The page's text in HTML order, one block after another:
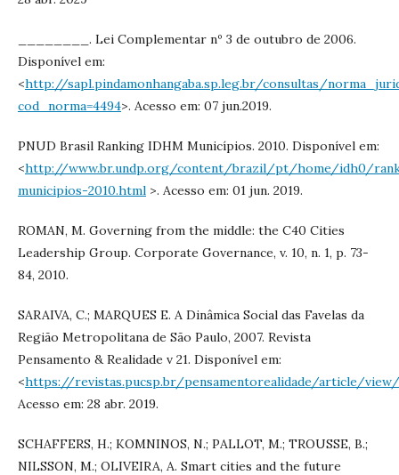
________. Lei Complementar nº 3 de outubro de 2006.
Disponível em:
<http://sapl.pindamonhangaba.sp.leg.br/consultas/
cod_norma=4494>. Acesso em: 07 jun.2019.
PNUD Brasil Ranking IDHM Municípios. 2010. Disponível em:
<http://www.br.undp.org/content/brazil/pt/home/idh0/
municipios-2010.html >. Acesso em: 01 jun. 2019.
ROMAN, M. Governing from the middle: the C40 Cities
Leadership Group. Corporate Governance, v. 10, n. 1, p. 73-
84, 2010.
SARAIVA, C.; MARQUES E. A Dinâmica Social das Favelas da
Região Metropolitana de São Paulo, 2007. Revista
Pensamento & Realidade v 21. Disponível em:
<https://revistas.pucsp.br/pensamentorealidade/article/
Acesso em: 28 abr. 2019.
SCHAFFERS, H.; KOMNINOS, N.; PALLOT, M.; TROUSSE, B.;
NILSSON, M.; OLIVEIRA, A. Smart cities and the future